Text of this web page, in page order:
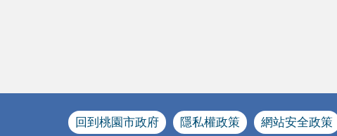
回到桃園市政府 隱私權政策 網站安全政策